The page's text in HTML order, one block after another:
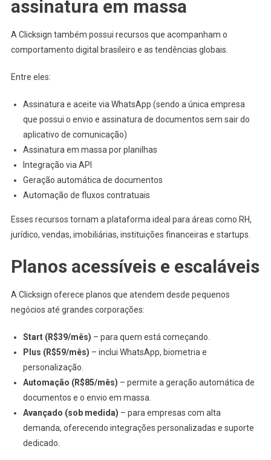
assinatura em massa
A Clicksign também possui recursos que acompanham o
comportamento digital brasileiro e as tendências globais.
Entre eles:
Assinatura e aceite via WhatsApp (sendo a única empresa
que possui o envio e assinatura de documentos sem sair do
aplicativo de comunicação)
Assinatura em massa por planilhas
Integração via API
Geração automática de documentos
Automação de fluxos contratuais
Esses recursos tornam a plataforma ideal para áreas como RH,
jurídico, vendas, imobiliárias, instituições financeiras e startups.
Planos acessíveis e escaláveis
A Clicksign oferece planos que atendem desde pequenos
negócios até grandes corporações:
Start (R$39/mês) – para quem está começando.
Plus (R$59/mês) – inclui WhatsApp, biometria e
personalização.
Automação (R$85/mês) – permite a geração automática de
documentos e o envio em massa.
Avançado (sob medida) – para empresas com alta
demanda, oferecendo integrações personalizadas e suporte
dedicado.